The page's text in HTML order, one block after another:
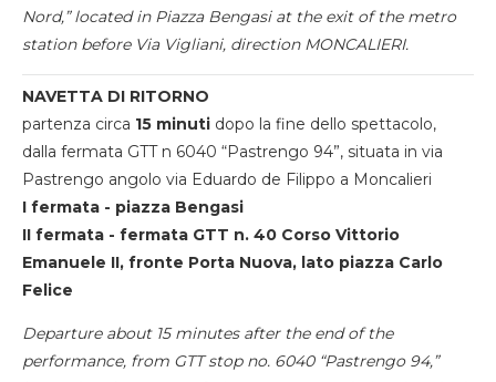
Nord,” located in Piazza Bengasi at the exit of the metro
station before Via Vigliani, direction MONCALIERI.
NAVETTA DI RITORNO
partenza circa 15 minuti dopo la fine dello spettacolo,
dalla fermata GTT n 6040 “Pastrengo 94”, situata in via
Pastrengo angolo via Eduardo de Filippo a Moncalieri
I fermata - piazza Bengasi
II fermata - fermata GTT n. 40 Corso Vittorio
Emanuele II, fronte Porta Nuova, lato piazza Carlo
Felice
Departure about 15 minutes after the end of the
performance, from GTT stop no. 6040 “Pastrengo 94,”